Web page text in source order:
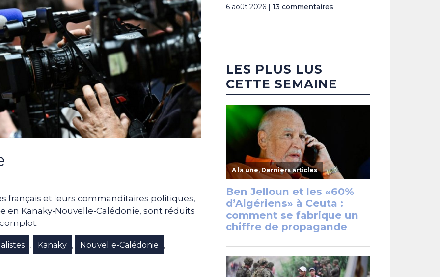
français et leurs commanditaires politiques,
en Kanaky-Nouvelle-Calédonie, sont réduits
, Kanaky , Nouvelle-Calédonie ,
6 août 2026 | 13 commentaires
LES PLUS LUS
CETTE SEMAINE